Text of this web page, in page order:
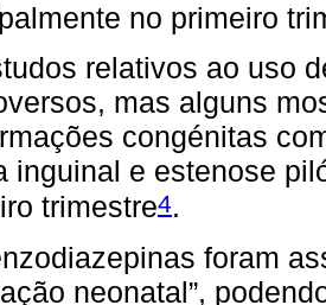
no primeiro
relativos ao uso
mas alguns
congénitas
inguinal e estenose
trimestre4.
foram
neonatal”,